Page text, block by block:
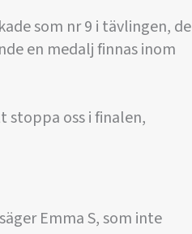
som nr 9 i tävlingen, de
en medalj finnas inom
oss i finalen,
Emma S, som inte